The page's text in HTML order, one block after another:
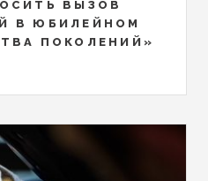
ВЫЗОВ
В ЮБИЛЕЙНОМ
ПОКОЛЕНИЙ»